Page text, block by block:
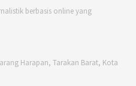
berbasis online yang
Harapan, Tarakan Barat, Kota